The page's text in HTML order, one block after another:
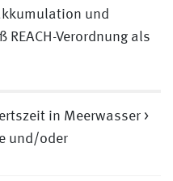
und
Verordnung als
in Meerwasser >
und/oder